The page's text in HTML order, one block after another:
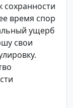
сохранности
время спор
ущерб
свои